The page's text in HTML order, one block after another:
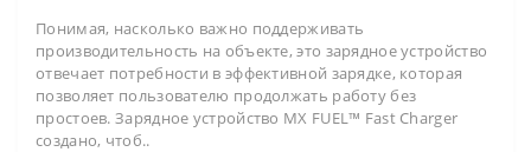
Понимая, насколько важно поддерживать
производительность на объекте, это зарядное устройство
отвечает потребности в эффективной зарядке, которая
позволяет пользователю продолжать работу без
простоев. Зарядное устройство MX FUEL™ Fast Charger
создано, чтоб..